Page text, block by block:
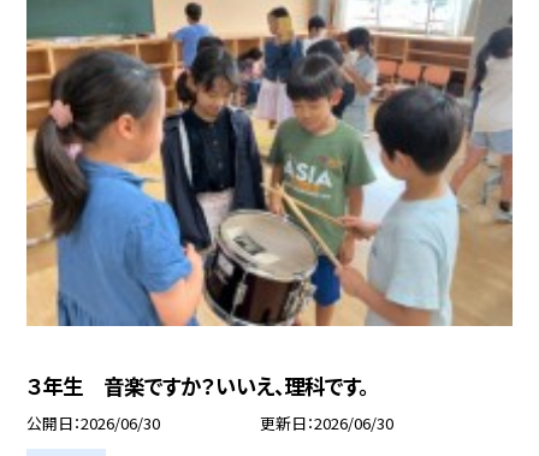
３年生 音楽ですか？いいえ、理科です。
公開日 2026/06/30 更新日 2026/06/30